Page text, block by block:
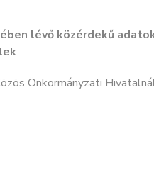
lévő közérdekű
Önkormányzati
működésre vonatkozó